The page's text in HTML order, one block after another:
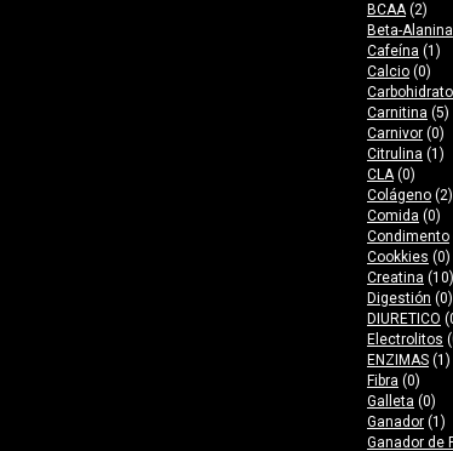
BCAA (2)
Beta-Alanina
Cafeína (1)
Calcio (0)
Carnitina (5)
Carnivor (0)
Citrulina (1)
CLA (0)
Colágeno (2)
Comida (0)
Condimento
Cookkies (0)
Creatina (10)
Digestión (0)
DIURETICO
Electrolitos
ENZIMAS (1)
Fibra (0)
Galleta (0)
Ganador (1)
Ganador de